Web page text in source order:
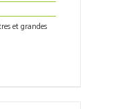
et grandes